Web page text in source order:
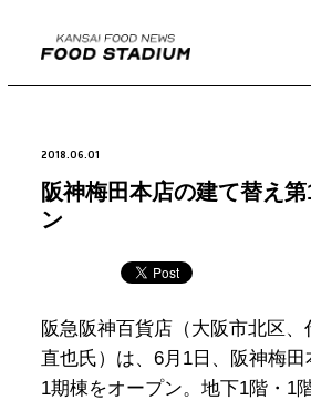
2018.06.01
阪神梅田本店の建て替え
ン
阪急阪神百貨店（大阪市北区
直也氏）は、 6月 1日、阪神梅
1期棟をオープン。地下1階・ 1